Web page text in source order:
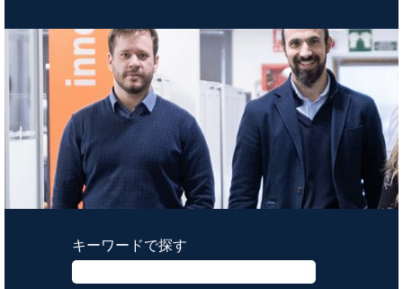
キーワードで探す